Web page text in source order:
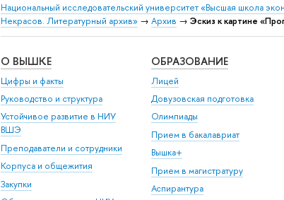
Национальный исследовательский университет «Высшая школа
Некрасов. Литературный архив» → Архив → Эскиз к картине
О ВЫШКЕ
Цифры и факты
Руководство и структура
Устойчивое развитие в НИУ
ВШЭ
Преподаватели и сотрудники
Корпуса и общежития
Закупки
ОБРАЗОВАНИЕ
Лицей
Довузовская подготовка
Олимпиады
Прием в бакалавриат
Вышка+
Прием в магистратуру
Аспирантура